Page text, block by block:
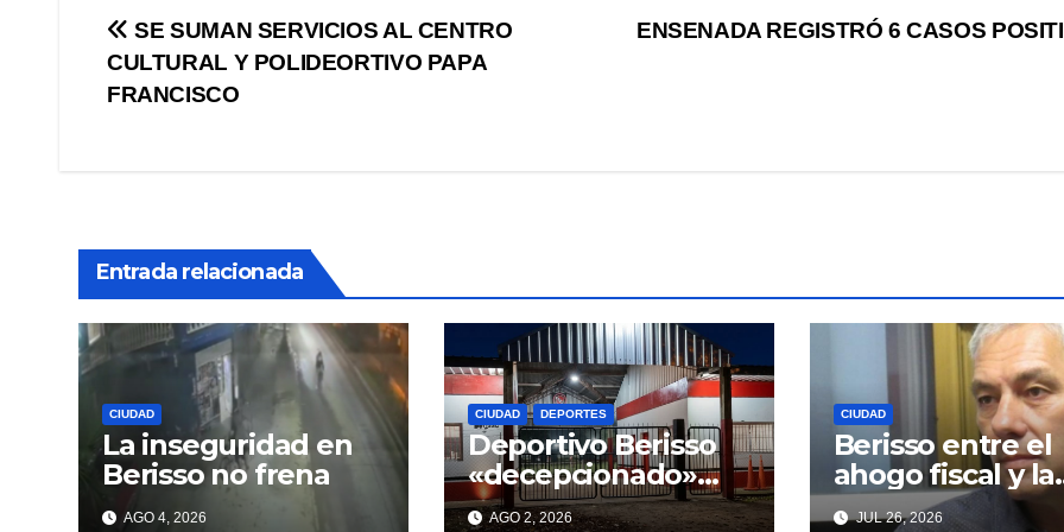
Navegación
de
ENSENADA REGISTRÓ 6 CASOS
SE SUMAN SERVICIOS AL CENTRO
CULTURAL Y POLIDEORTIVO PAPA
FRANCISCO
Entrada relacionada
CIUDAD
La inseguridad en
Berisso no frena
AGO 4, 2026
CIUDAD DEPORTES
Deportivo Berisso
«decepcionado»
con Cagliardi y sus
AGO 2, 2026
CIUDAD
Berisso entre el
ahogo fiscal y la
parálisis: un
JUL 26, 2026